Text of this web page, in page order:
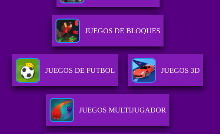
JUEGOS DE BLOQUES
JUEGOS DE FUTBOL JUEGOS 3D
JUEGOS MULTIJUGADOR